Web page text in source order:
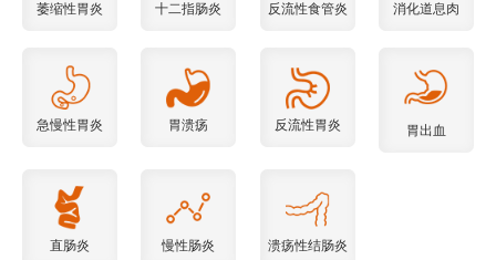
萎缩性胃炎 十二指肠炎 反流性食管炎 消化道息肉
急慢性胃炎 胃溃疡 反流性胃炎 胃出血
直肠炎 慢性肠炎 溃疡性结肠炎